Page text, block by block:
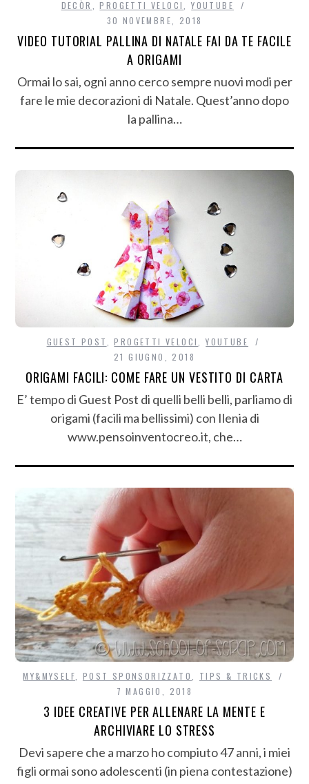
DECÒR ,PROGETTI VELOCI ,YOUTUBE
30 NOVEMBRE, 2018
VIDEO TUTORIAL PALLINA DI NATALE FAI DA TE FACILE
A ORIGAMI
Ormai lo sai, ogni anno cerco sempre nuovi modi per
fare le mie decorazioni di Natale. Quest’anno dopo
la pallina…
GUEST POST ,PROGETTI VELOCI ,YOUTUBE
21 GIUGNO, 2018
ORIGAMI FACILI: COME FARE UN VESTITO DI CARTA
E’ tempo di Guest Post di quelli belli belli, parliamo di
origami (facili ma bellissimi) con Ilenia di
www.pensoinventocreo.it, che…
MY&MYSELF POST SPONSORIZZATO
TIPS & TRICKS
7 MAGGIO, 2018
3 IDEE CREATIVE PER ALLENARE LA MENTE E
ARCHIVIARE LO STRESS
Devi sapere che a marzo ho compiuto 47 anni, i miei
figli ormai sono adolescenti (in piena contestazione)